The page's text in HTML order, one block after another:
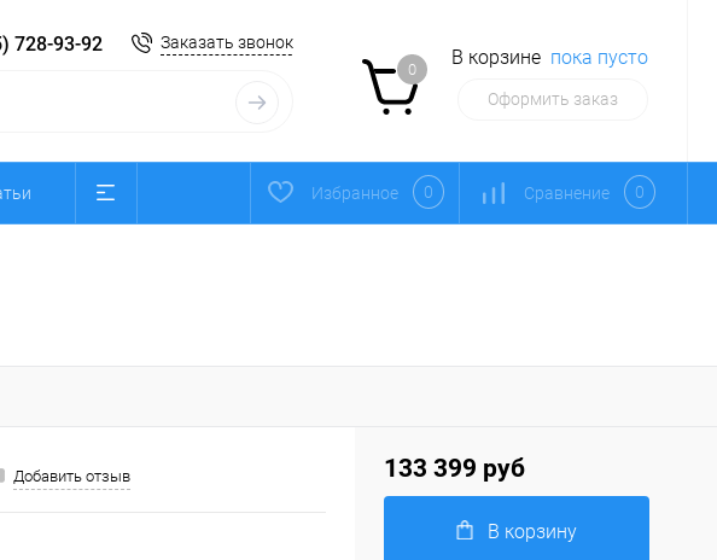
728-93-92 Заказать звонок
0
В корзине пока пусто
Оформить заказ
Избранное 0 Сравнение 0
Добавить отзыв 133 399 руб
В корзину